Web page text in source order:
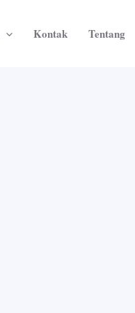
Kontak Tentang